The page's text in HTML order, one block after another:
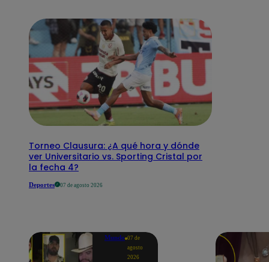
Torneo Clausura: ¿A qué hora y dónde
ver Universitario vs. Sporting Cristal por
la fecha 4?
Deportes 07 de agosto 2026
Mundo 07 de
agosto
2026